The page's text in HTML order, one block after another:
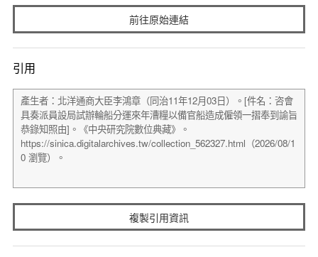
前往原始連結
引用
複製引用資訊